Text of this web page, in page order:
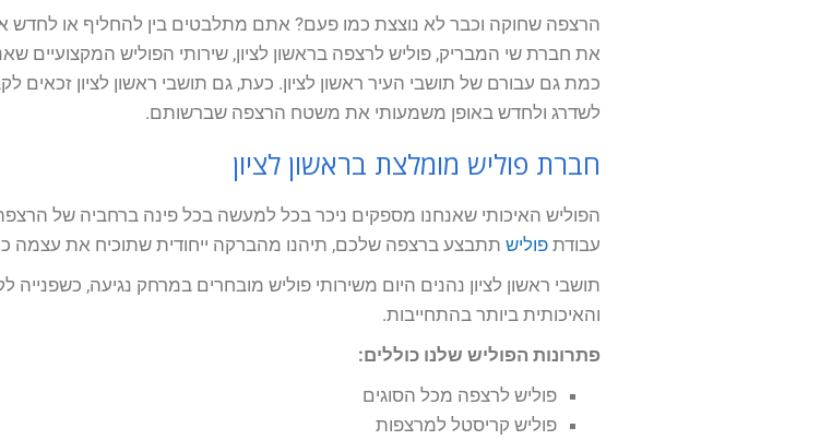
הרצפה שחוקה וכבר לא נוצצת כמו פעם? אתם מתלבטים בין להחליף או לחדש
את חברת שי המבריק, פוליש לרצפה בראשון לציון, שירותי הפוליש המקצועיים
כמת גם עבורם של תושבי העיר ראשון לציון. כעת, גם תושבי ראשון לציון
לשדרג ולחדש באופן משמעותי את משטח הרצפה שברשותם.
חברת פוליש מומלצת בראשון לציון
הפוליש האיכותי שאנחנו מספקים ניכר בכל למעשה בכל פינה ברחביה של
עבודת פוליש תתבצע ברצפה שלכם, תיהנו מהברקה ייחודית שתוכיח את עצמה
תושבי ראשון לציון נהנים היום משירותי פוליש מובחרים במרחק נגיעה,
והאיכותית ביותר בהתחייבות.
פתרונות הפוליש שלנו כוללים:
פוליש לרצפה מכל הסוגים
פוליש קריסטל למרצפות